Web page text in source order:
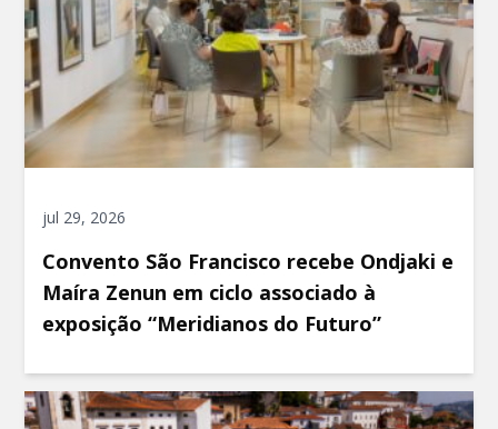
jul 29, 2026
Convento São Francisco recebe Ondjaki e
Maíra Zenun em ciclo associado à
exposição “Meridianos do Futuro”